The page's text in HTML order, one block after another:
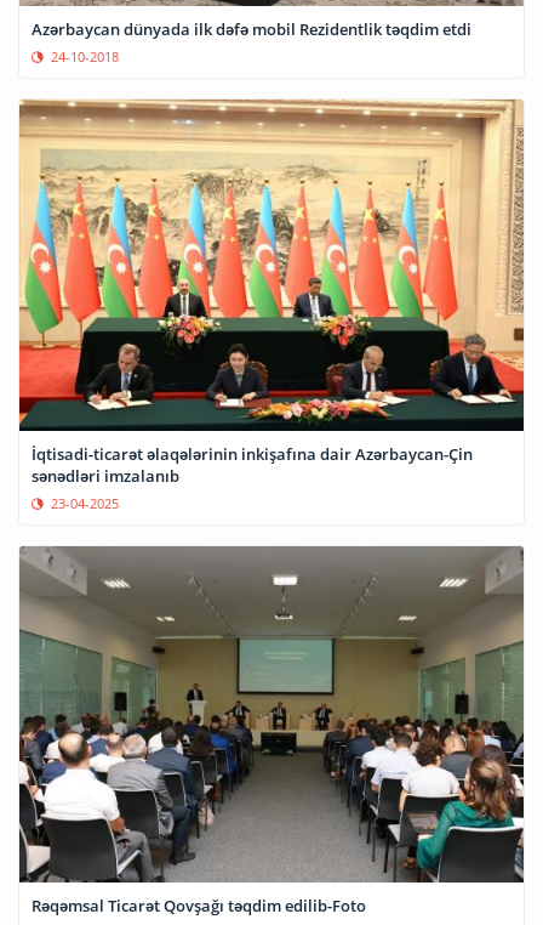
Azərbaycan dünyada ilk dəfə mobil Rezidentlik təqdim etdi
24-10-2018
İqtisadi-ticarət əlaqələrinin inkişafına dair Azərbaycan-Çin
sənədləri imzalanıb
23-04-2025
Rəqəmsal Ticarət Qovşağı təqdim edilib-Foto